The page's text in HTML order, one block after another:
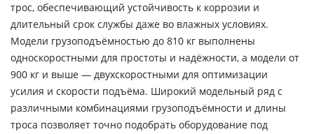
трос, обеспечивающий устойчивость к коррозии и
длительный срок службы даже во влажных условиях.
Модели грузоподъёмностью до 810 кг выполнены
односкоростными для простоты и надёжности, а модели от
900 кг и выше — двухскоростными для оптимизации
усилия и скорости подъёма. Широкий модельный ряд с
различными комбинациями грузоподъёмности и длины
троса позволяет точно подобрать оборудование под